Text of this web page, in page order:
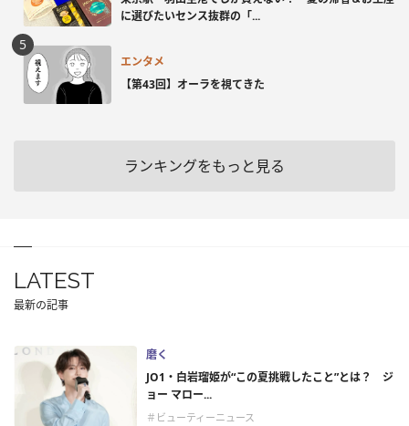
に選びたいセンス抜群の「...
エンタメ
【第43回】オーラを視てきた
ランキングをもっと見る
LATEST
最新の記事
磨く
JO1・白岩瑠姫が“この夏挑戦したこと”とは？ ジ
ョー マロー...
＃ビューティーニュース